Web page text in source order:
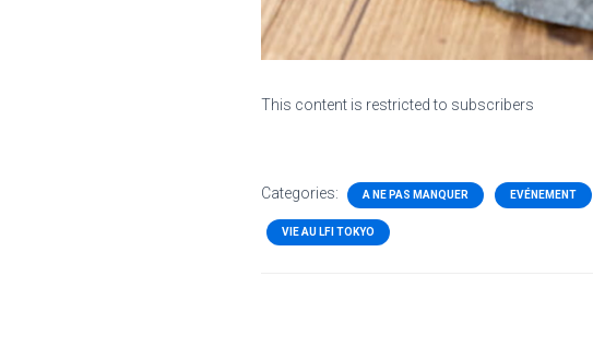
This content is restricted to subscribers
Categories: A NE PAS MANQUER EVÉNEMENT
VIE AU LFI TOKYO